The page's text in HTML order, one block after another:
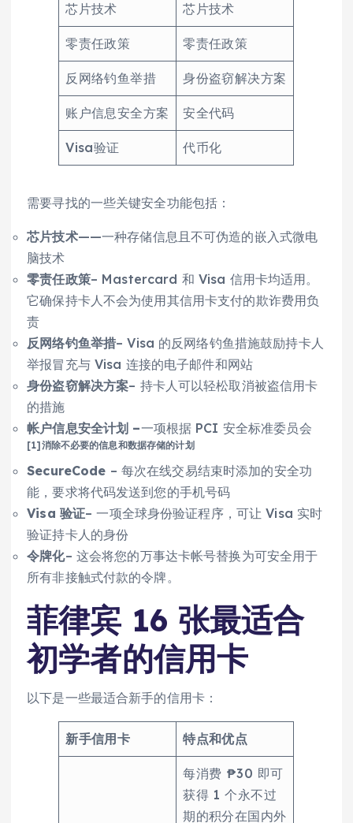
芯片技术 芯片技术
零责任政策 零责任政策
反网络钓鱼举措 身份盗窃解决方案
账户信息安全方案 安全代码
Visa验证 代币化
需要寻找的一些关键安全功能包括：
芯片技术——一种存储信息且不可伪造的嵌入式微电
脑技术
零责任政策– Mastercard 和 Visa 信用卡均适用。
它确保持卡人不会为使用其信用卡支付的欺诈费用负
责
反网络钓鱼举措– Visa 的反网络钓鱼措施鼓励持卡人
举报冒充与 Visa 连接的电子邮件和网站
身份盗窃解决方案– 持卡人可以轻松取消被盗信用卡
的措施
帐户信息安全计划 –一项根据 PCI 安全标准委员会
[1]消除不必要的信息和数据存储的计划
SecureCode – 每次在线交易结束时添加的安全功
能，要求将代码发送到您的手机号码
Visa 验证– 一项全球身份验证程序，可让 Visa 实时
验证持卡人的身份
令牌化– 这会将您的万事达卡帐号替换为可安全用于
所有非接触式付款的令牌。
菲律宾 16 张最适合
初学者的信用卡
以下是一些最适合新手的信用卡：
新手信用卡 特点和优点
每消费 ₱30 即可
获得 1 个永不过
期的积分在国内外